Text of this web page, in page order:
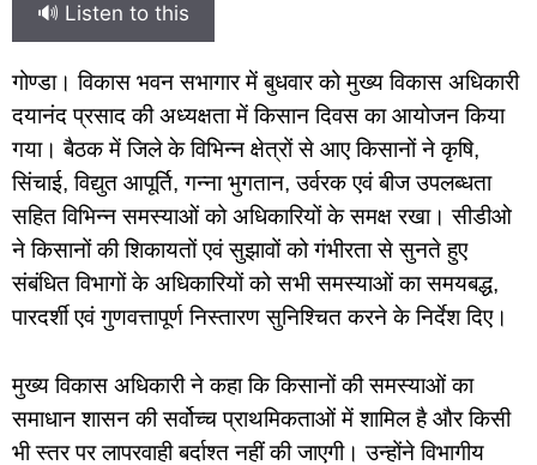
🔊 Listen to this
गोण्डा। विकास भवन सभागार में बुधवार को मुख्य विकास अधिकारी
दयानंद प्रसाद की अध्यक्षता में किसान दिवस का आयोजन किया
गया। बैठक में जिले के विभिन्न क्षेत्रों से आए किसानों ने कृषि,
सिंचाई, विद्युत आपूर्ति, गन्ना भुगतान, उर्वरक एवं बीज उपलब्धता
सहित विभिन्न समस्याओं को अधिकारियों के समक्ष रखा। सीडीओ
ने किसानों की शिकायतों एवं सुझावों को गंभीरता से सुनते हुए
संबंधित विभागों के अधिकारियों को सभी समस्याओं का समयबद्ध,
पारदर्शी एवं गुणवत्तापूर्ण निस्तारण सुनिश्चित करने के निर्देश दिए।
मुख्य विकास अधिकारी ने कहा कि किसानों की समस्याओं का
समाधान शासन की सर्वोच्च प्राथमिकताओं में शामिल है और किसी
भी स्तर पर लापरवाही बर्दाश्त नहीं की जाएगी। उन्होंने विभागीय